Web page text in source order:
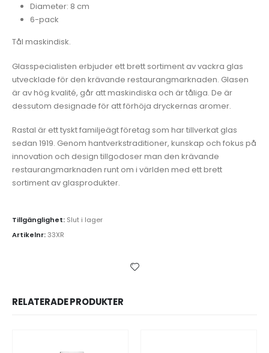
Diameter: 8 cm
6-pack
Tål maskindisk.
Glasspecialisten erbjuder ett brett sortiment av vackra glas
utvecklade för den krävande restaurangmarknaden. Glasen
är av hög kvalité, går att maskindiska och är tåliga. De är
dessutom designade för att förhöja dryckernas aromer.
Rastal är ett tyskt familjeägt företag som har tillverkat glas
sedan 1919. Genom hantverkstraditioner, kunskap och fokus på
innovation och design tillgodoser man den krävande
restaurangmarknaden runt om i världen med ett brett
sortiment av glasprodukter.
Tillgänglighet: Slut i lager
Artikelnr:33XR
RELATERADE PRODUKTER